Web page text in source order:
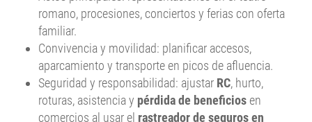
familiar.
Convivencia y movilidad: planificar accesos,
aparcamiento y transporte en picos de afluencia.
Seguridad y responsabilidad: ajustarRC, hurto,
roturas, asistencia ypérdida de beneficiosen
comercios al usar el rastreador de seguros en
Mérida(según normativa aplicable).